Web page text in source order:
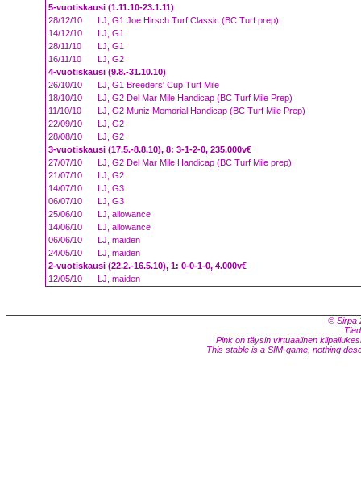
5-vuotiskausi (1.11.10-23.1.11)
28/12/10
LJ, G1 Joe Hirsch Turf Classic (BC Turf prep)
14/12/10
LJ, G1
28/11/10
LJ, G1
16/11/10
LJ, G2
4-vuotiskausi (9.8.-31.10.10)
26/10/10
LJ, G1 Breeders' Cup Turf Mile
18/10/10
LJ, G2 Del Mar Mile Handicap (BC Turf Mile Prep)
11/10/10
LJ, G2 Muniz Memorial Handicap (BC Turf Mile Prep)
22/09/10
LJ, G2
28/08/10
LJ, G2
3-vuotiskausi (17.5.-8.8.10), 8: 3-1-2-0, 235.000v€
27/07/10
LJ, G2 Del Mar Mile Handicap (BC Turf Mile prep)
21/07/10
LJ, G2
14/07/10
LJ, G3
06/07/10
LJ, G3
25/06/10
LJ, allowance
14/06/10
LJ, allowance
06/06/10
LJ, maiden
24/05/10
LJ, maiden
2-vuotiskausi (22.2.-16.5.10), 1: 0-0-1-0, 4.000v€
12/05/10
LJ, maiden
© Sirpa
Pink on täysin virtuaalinen
This stable is a SIM-game, nothing